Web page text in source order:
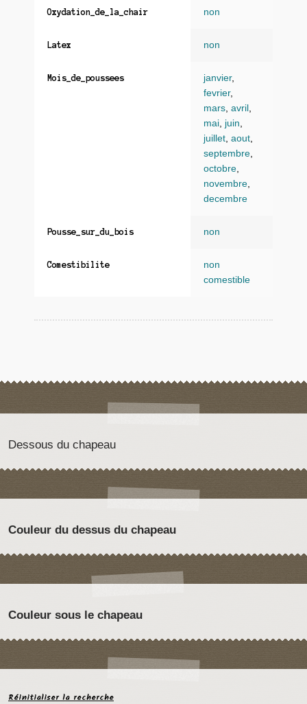
Oxydation_de_la_chair non
Latex non
Mois_de_poussees janvier,
fevrier,
mars, avril ,
mai, juin,
juillet, aout,
septembre,
octobre,
novembre,
decembre
Pousse_sur_du_bois non
Comestibilite
non
comestible
Dessous du chapeau
Couleur du dessus du chapeau
Couleur sous le chapeau
Réinitialiser la recherche